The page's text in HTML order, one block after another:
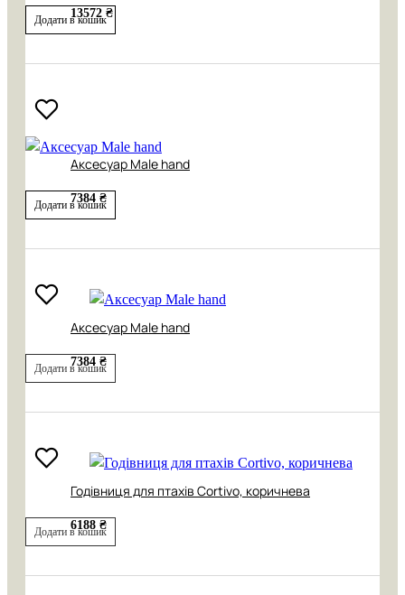
13572 ₴
Додати в кошик
Аксесуар Male hand
7384 ₴
Додати в кошик
Аксесуар Male hand
7384 ₴
Додати в кошик
Годівниця для птахів Cortivo, коричнева
6188 ₴
Додати в кошик